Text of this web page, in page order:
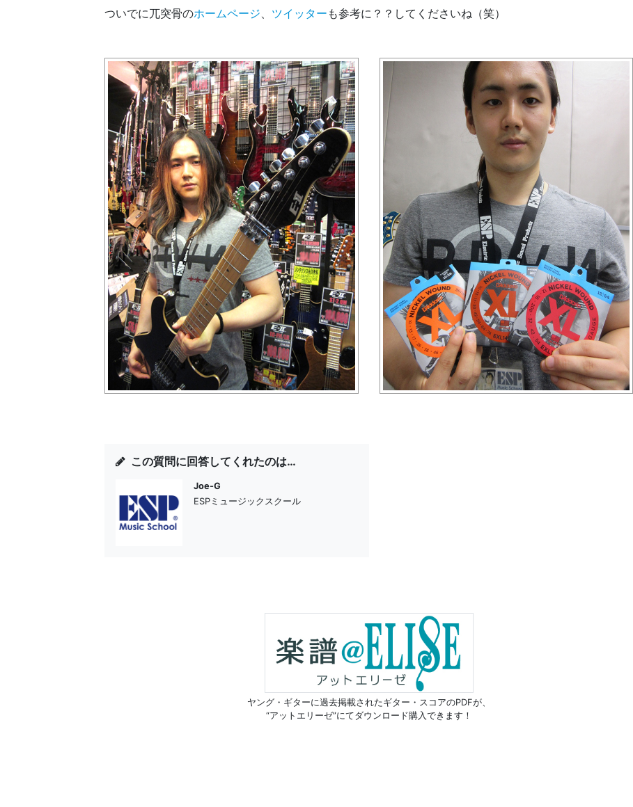
ついでに兀突骨のホームページ、 ツイッター も参考に？？してくださいね（笑）
この質問に回答してくれたのは…
Joe-G
ESPミュージックスクール
ヤング・ギターに過去掲載されたギター・スコアのPDFが、
“アットエリーゼ”にてダウンロード購入できます！